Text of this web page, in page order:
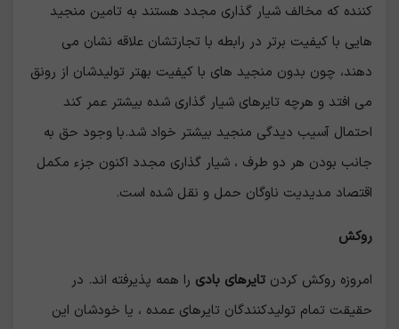
کننده که مخالف شیار گذاری مجدد هستند به تامین منجید
هایی با کیفیت برتر در رابطه با تجارتشان علاقه نشان می
دهند، چون بدون منجید های با کیفیت بهتر تولیدشان از رونق
می افتد و هرچه تایرهای شیار گذاری شده بیشتر عمر کند
احتمال آسیب دیدگی منجید بیشتر خواد شد.با وجود حق به
جانب بودن هر دو طرف ، شیار گذاری مجدد اکنون جزء مکمل
اقتصاد مدیدیت ناوگان حمل و نقل شده است.
روکش
امروزه روکش کردن تایرهای بادی را همه پذیرفته اند. در
حقیقت تمام تولیدکنندگان تایرهای عمده ، یا خودشان این